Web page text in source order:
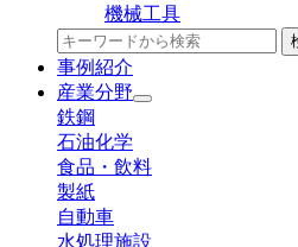
機械工具
事例紹介
産業分野
鉄鋼
石油化学
食品・飲料
製紙
自動車
水処理施設